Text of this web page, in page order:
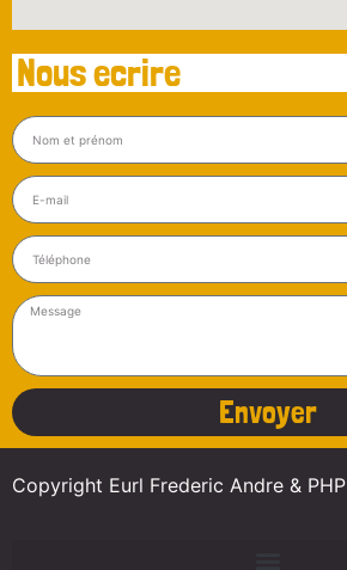
Nous ecrire
Envoyer
Copyright Eurl Frederic Andre & PHP